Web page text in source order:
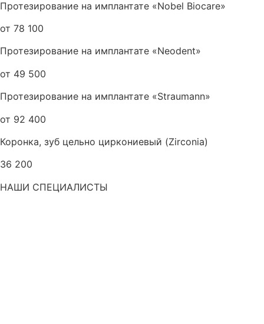
Протезирование на имплантате «Nobel Biocare»
от 78 100
Протезирование на имплантате «Neodent»
от 49 500
Протезирование на имплантате «Straumann»
от 92 400
Коронка, зуб цельно циркониевый (Zirconia)
36 200
НАШИ СПЕЦИАЛИСТЫ